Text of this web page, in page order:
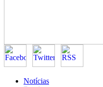
Notícias